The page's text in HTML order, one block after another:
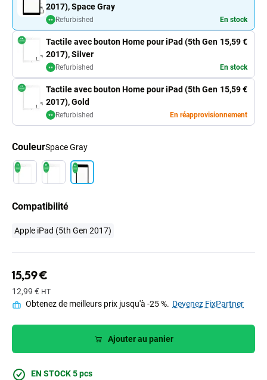
Tactile avec bouton Home pour iPad (5th Gen
2017), Silver
15,59 €
Refurbished En stock
Tactile avec bouton Home pour iPad (5th Gen
2017), Gold
15,59 €
Refurbished En réapprovisionnement
2017), Space Gray
Refurbished En stock
CouleurSpace Gray
Compatibilité
Apple iPad (5th Gen 2017)
15,59 €
12,99 € HT
Obtenez de meilleurs prix jusqu'à -25 %. Devenez FixPartner
Ajouter au panier
EN STOCK 5 pcs